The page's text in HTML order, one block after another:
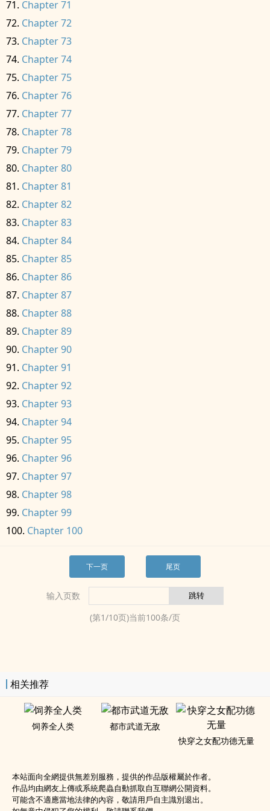
Chapter 71
Chapter 72
Chapter 73
Chapter 74
Chapter 75
Chapter 76
Chapter 77
Chapter 78
Chapter 79
Chapter 80
Chapter 81
Chapter 82
Chapter 83
Chapter 84
Chapter 85
Chapter 86
Chapter 87
Chapter 88
Chapter 89
Chapter 90
Chapter 91
Chapter 92
Chapter 93
Chapter 94
Chapter 95
Chapter 96
Chapter 97
Chapter 98
Chapter 99
Chapter 100
下一页 尾页
输入页数
(第1/10页)当前100条/页
相关推荐
饲养全人类
都市武道无敌
快穿之女配功德无量
本站面向全網提供無差別服務，提供的作品版權屬於作者。
作品均由網友上傳或系統爬蟲自動抓取自互聯網公開資料。
可能含不適應當地法律的內容，敬請用戶自主識別退出。